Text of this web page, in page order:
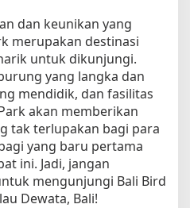
dan keunikan yang
merupakan destinasi
untuk dikunjungi.
yang langka dan
mendidik, dan fasilitas
akan memberikan
tak terlupakan bagi para
yang baru pertama
ini. Jadi, jangan
mengunjungi Bali Bird
Dewata, Bali!